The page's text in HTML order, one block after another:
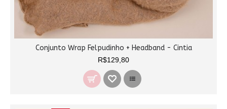
Conjunto Wrap Felpudinho + Headband - Cintia
R$129,80